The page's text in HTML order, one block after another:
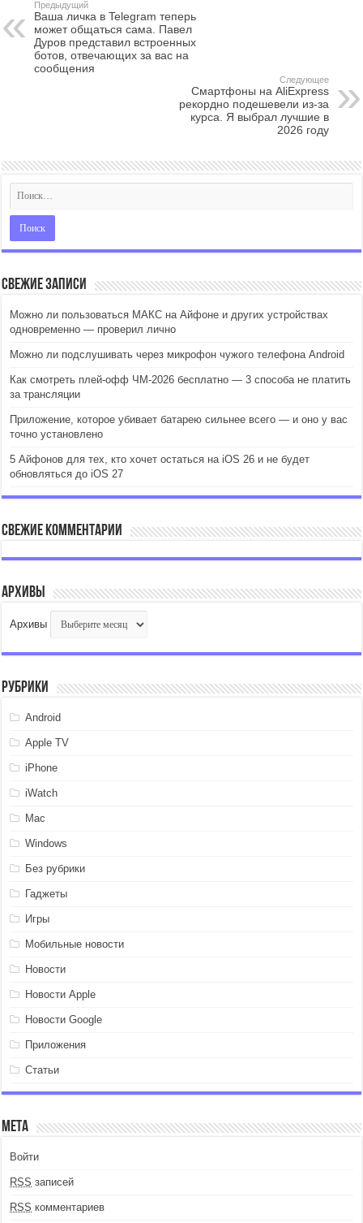
Предыдущий
Ваша личка в Telegram теперь
может общаться сама. Павел
Дуров представил встроенных
ботов, отвечающих за вас на
сообщения
Следующее
Смартфоны на AliExpress
рекордно подешевели из-за
курса. Я выбрал лучшие в
2026 году
Свежие записи
Можно ли пользоваться МАКС на Айфоне и других устройствах
одновременно — проверил лично
Можно ли подслушивать через микрофон чужого телефона Android
Как смотреть плей-офф ЧМ-2026 бесплатно — 3 способа не платить
за трансляции
Приложение, которое убивает батарею сильнее всего — и оно у вас
точно установлено
5 Айфонов для тех, кто хочет остаться на iOS 26 и не будет
обновляться до iOS 27
Свежие комментарии
Архивы
Архивы
Рубрики
Android
Apple TV
iPhone
iWatch
Mac
Windows
Без рубрики
Гаджеты
Игры
Мобильные новости
Новости
Новости Apple
Новости Google
Приложения
Статьи
Мета
Войти
RSS записей
RSS комментариев